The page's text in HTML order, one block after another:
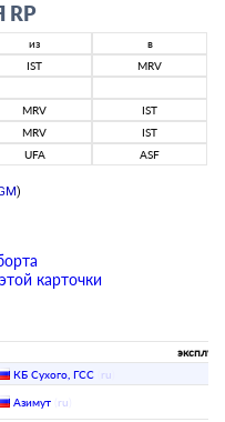
из
в
IST
MRV
MRV
IST
MRV
IST
UFA ASF
)
карточки
КБ Сухого, ГСС ru
Азимут ru